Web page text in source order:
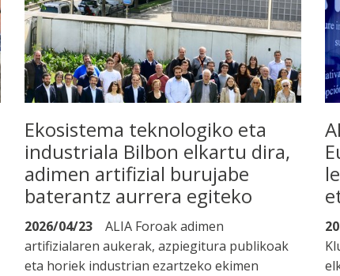
Ekosistema teknologiko eta
industriala Bilbon elkartu dira,
adimen artifizial burujabe
baterantz aurrera egiteko
2026/04/23
ALIA Foroak adimen
artifizialaren aukerak, azpiegitura publikoak
eta horiek industrian ezartzeko ekimen